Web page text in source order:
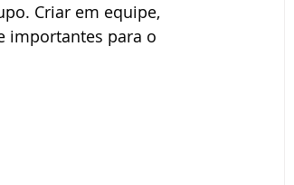
Criar em equipe,
importantes para o